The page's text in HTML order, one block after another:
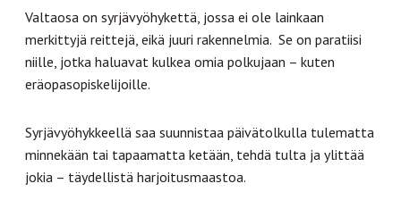
Valtaosa on syrjävyöhykettä, jossa ei ole lainkaan
merkittyjä reittejä, eikä juuri rakennelmia. Se on paratiisi
niille, jotka haluavat kulkea omia polkujaan – kuten
eräopasopiskelijoille.
Syrjävyöhykkeellä saa suunnistaa päivätolkulla tulematta
minnekään tai tapaamatta ketään, tehdä tulta ja ylittää
jokia – täydellistä harjoitusmaastoa.